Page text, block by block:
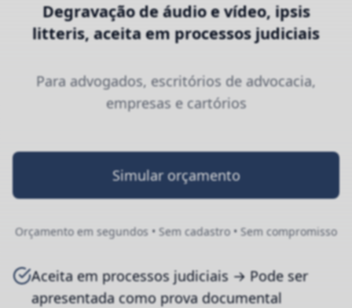
Degravação de áudio e vídeo, ipsis
litteris, aceita em processos judiciais
Para advogados, escritórios de advocacia,
empresas e cartórios
Simular orçamento
Orçamento em segundos • Sem cadastro • Sem compromisso
Aceita em processos judiciais → Pode ser
apresentada como prova documental